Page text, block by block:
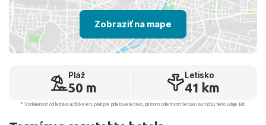
Zobraziť na mape
Pláž
50 m
Letisko
41 km
* Vzdialenosť od letiska aj dľžka letu platí pre príletové letisko, pri inom odletovom letisku sa môžu tieto údaje líšiť.